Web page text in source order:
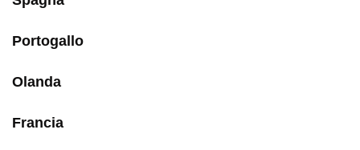
Portogallo
Olanda
Francia